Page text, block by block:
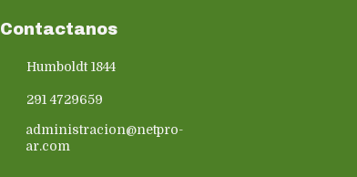
Contactanos
Humboldt 1844
291 4729659
administracion@netpro-
ar.com